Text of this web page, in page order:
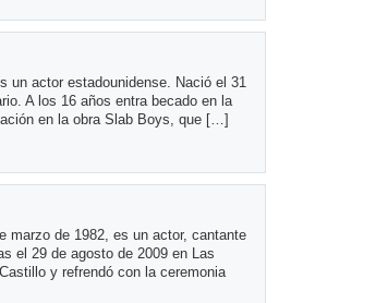
un actor estadounidense. Nació el 31
A los 16 años entra becado en la
en la obra Slab Boys, que […]
marzo de 1982, es un actor, cantante
el 29 de agosto de 2009 en Las
y refrendó con la ceremonia